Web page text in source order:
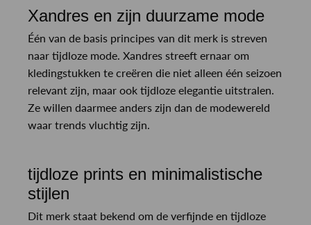
Xandres en zijn duurzame mode
Één van de basis principes van dit merk is streven
naar tijdloze mode. Xandres streeft ernaar om
kledingstukken te creëren die niet alleen één seizoen
relevant zijn, maar ook tijdloze elegantie uitstralen.
Ze willen daarmee anders zijn dan de modewereld
waar trends vluchtig zijn.
tijdloze prints en minimalistische
stijlen
Dit merk staat bekend om de verfijnde en tijdloze